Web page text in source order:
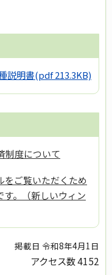
説明書(pdf 213.3KB)
制度について
をご覧いただくため
。（新しいウィン
掲載日 令和8年4月1日
アクセス数4152